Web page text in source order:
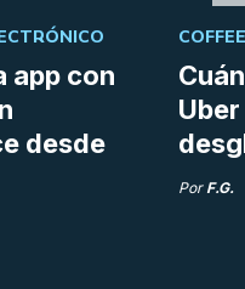
app con
desde
Por F.G.